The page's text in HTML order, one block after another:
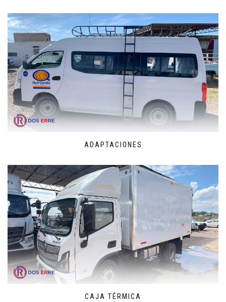
ADAPTACIONES
CAJA TÉRMICA